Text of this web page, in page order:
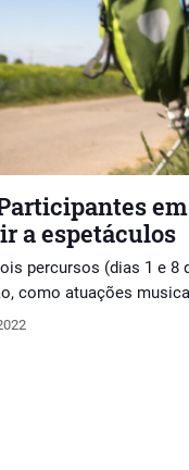
a espetáculos
percursos (dias 1 e 8
como atuações